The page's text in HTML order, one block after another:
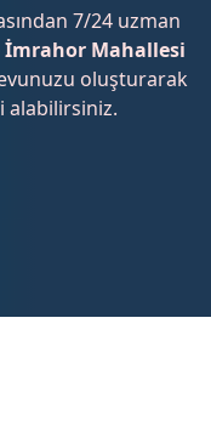
7/24 uzman
İmrahor Mahallesi
oluşturarak
alabilirsiniz.